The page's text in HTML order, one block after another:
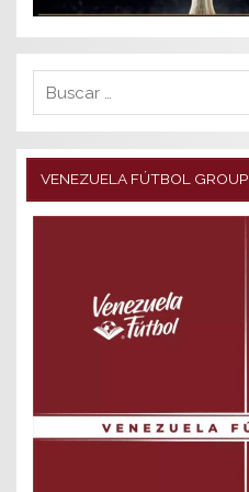
VENEZUELA FÚTBOL GROUP